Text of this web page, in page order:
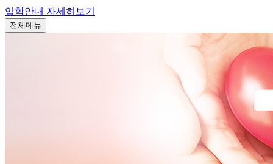
입학안내 자세히보기
전체메뉴